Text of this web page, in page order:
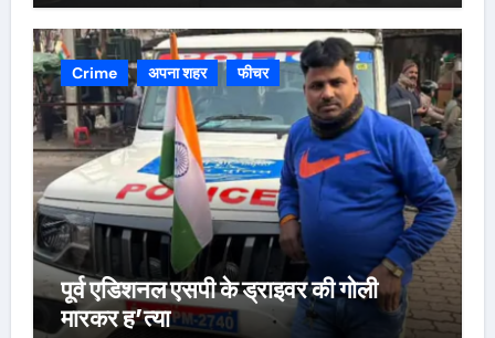
Crime अपना शहर फीचर
पूर्व एडिशनल एसपी के ड्राइवर की गोली
मारकर ह’त्या